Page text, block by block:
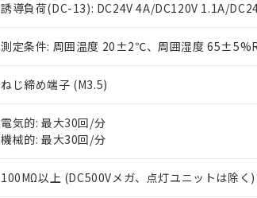
誘導負荷(DC-13): DC24V 4A/DC120V 1.1A/
測定条件: 周囲温度 20±2℃、周囲湿度
ねじ締め端子 (M3.5)
電気的: 最大30回/分
機械的: 最大30回/分
100MΩ以上 (DC500Vメガ、点灯ユニットは除く)
す。
マイパーツ機能（部品リスト作成サー
お客様が当ウェブサイト上で当社にご
が、当社の製品・サービスに関するお
さい。
※当社の共同利用者とは、"個人情報の
いる法人を指します。
※3 非含有証明書ダウンロード
下記の非含有証明書をダウンロードすること
EU RoHS指令（10物質）の非含有証明書
51物質の非含有証明書（当社基準）
※本証明書は発行日時点で非含有を証明する
また、RoHS指令のフタル酸エステル類４物
混在することから備考欄に対応日を記載して
「ｅ」：有害物質（10物質）のすべてが基準
「10」：通常の使用状況下において有害物質
味します。
機器販売店・当社販売員にご確認
空
白
受注生産機種、また在庫状況の情